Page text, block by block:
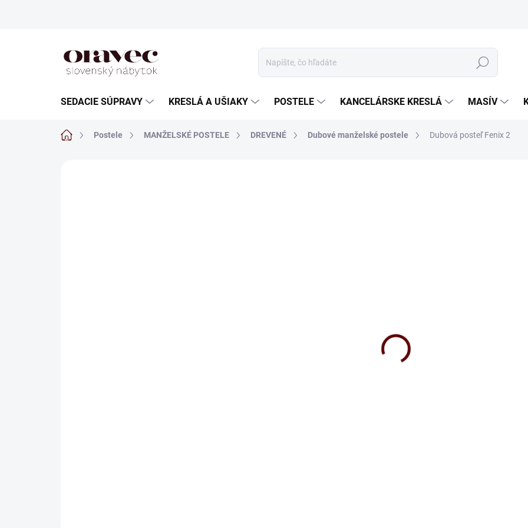
Hľadať
SEDACIE SÚPRAVY KRESLÁ A UŠIAKY POSTELE KANCELÁRSKE KRESLÁ MASÍV
DomovPostele MANŽELSKÉ POSTELE DREVENÉ Dubové manželské postele Dubová posteľ Fenix 2